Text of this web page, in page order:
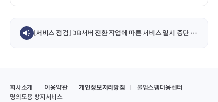
[서비스 점검] DB서버 전환 작업에 따른 서비스 일시 중단 안내
회사소개 이용약관 개인정보처리방침
불법스팸대응센터
명의도용 방지서비스